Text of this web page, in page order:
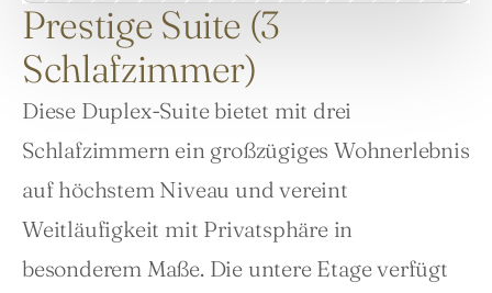
Prestige Suite (3
Schlafzimmer)
Diese Duplex-Suite bietet mit drei
Schlafzimmern ein großzügiges Wohnerlebnis
auf höchstem Niveau und vereint
Weitläufigkeit mit Privatsphäre in
besonderem Maße. Die untere Etage verfügt